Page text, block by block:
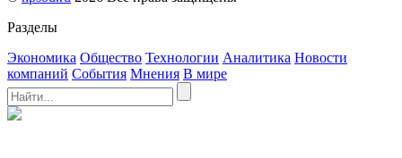
Разделы
Экономика Общество Технологии Аналитика Новости
компаний События Мнения В мире